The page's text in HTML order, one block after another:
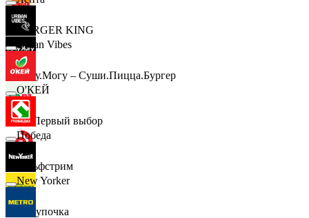
BURGER KING
Хочу.Могу – Суши.Пицца.Бургер
B1 Первый выбор
Гольфстрим
Покупочка
Urban Vibes
О'КЕЙ
Победа
New Yorker